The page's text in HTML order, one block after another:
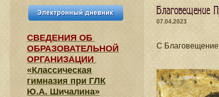
Благовещение
07.04.2023
С
СВЕДЕНИЯ​ ОБ
ОБРАЗОВАТЕЛЬНОЙ
ОРГАНИЗАЦИИ
«Классическая
гимназия при ГЛК
Ю.А. Шичалина»